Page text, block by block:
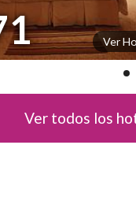
Ver
Ver todos los